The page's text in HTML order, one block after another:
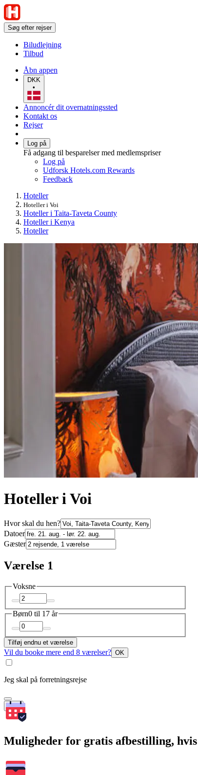
Søg efter rejser
Biludlejning
Tilbud
Åbn appen
DKK
•
Annoncér dit overnatningssted
Kontakt os
Rejser
Log på
Få adgang til besparelser med medlemspriser
Log på
Udforsk Hotels.com Rewards
Feedback
Hoteller
Hoteller i Voi
Hoteller i Taita-Taveta County
Hoteller i Kenya
Hoteller
Hoteller i Voi
Hvor skal du hen?
Datoer
Gæster
Værelse 1
Voksne
Børn0 til 17 år
Tilføj endnu et værelse
Vil du booke mere end 8 værelser? OK
Jeg skal på forretningsrejse
Søg
Muligheder for gratis afbestilling,